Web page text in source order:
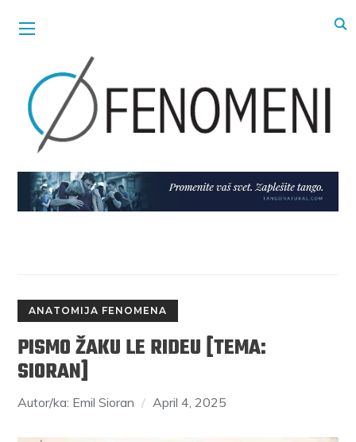
ANATOMIJA FENOMENA
PISMO ŽAKU LE RIDEU [TEMA:
SIORAN]
Autor/ka: Emil Sioran April 4, 2025